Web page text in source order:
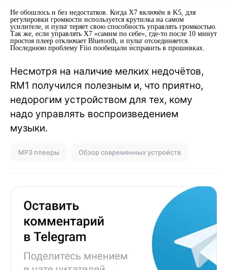
Не обошлось и без недостатков. Когда X7 включён в K5, для
регулировки громкости используется крутилка на самом
усилителе, и пульт теряет свою способность управлять громкостью.
Так же, если управлять X7 «самим по себе», где-то после 10 минут
простоя плеер отключает Bluetooth, и пульт отсоединяется.
Последнюю проблему Fiio пообещали исправить в прошивках.
Несмотря на наличие мелких недочётов,
RM1 получился полезным и, что приятно,
недорогим устройством для тех, кому
надо управлять воспроизведением
музыки.
MP3 плееры Обзор современных устройств